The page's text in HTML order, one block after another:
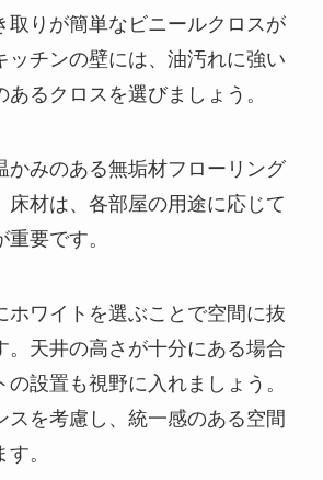
取りが簡単なビニールクロスが
ッチンの壁には、油汚れに強い
るクロスを選びましょう。
かみのある無垢材フローリング
床材は、各部屋の用途に応じて
要です。
ホワイトを選ぶことで空間に抜
。天井の高さが十分にある場合
設置も視野に入れましょう。
スを考慮し、統一感のある空間
。